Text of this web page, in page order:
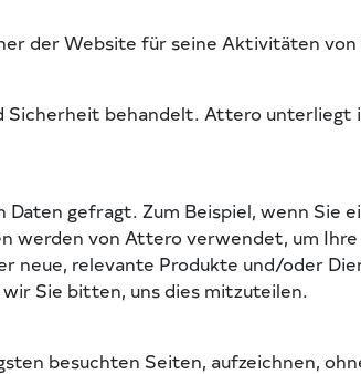
der Website für seine Aktivitäten
Sicherheit behandelt. Attero unterliegt
gefragt. Zum Beispiel, wenn Sie
werden von Attero verwendet, um Ihre
neue, relevante Produkte und/oder
Sie bitten, uns dies mitzuteilen.
besuchten Seiten, aufzeichnen,